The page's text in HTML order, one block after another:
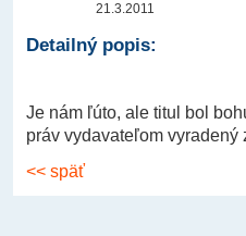
21.3.2011
Detailný popis:
Je nám ľúto, ale titul bol
práv vydavateľom vyradený
<< späť